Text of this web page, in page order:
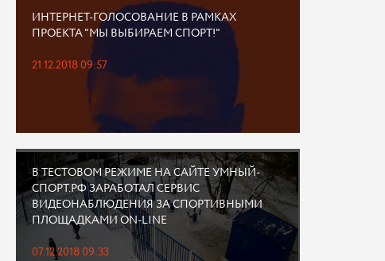
ИНТЕРНЕТ-ГОЛОСОВАНИЕ В РАМКАХ
ПРОЕКТА "МЫ ВЫБИРАЕМ СПОРТ!"
21.12.2018 09:57
В ТЕСТОВОМ РЕЖИМЕ НА САЙТЕ УМНЫЙ-
СПОРТ.РФ ЗАРАБОТАЛ СЕРВИС
ВИДЕОНАБЛЮДЕНИЯ ЗА СПОРТИВНЫМИ
ПЛОЩАДКАМИ ON-LINE
07.12.2018 09:33